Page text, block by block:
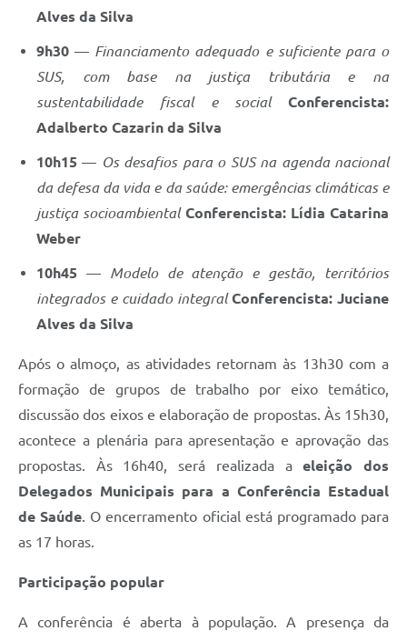
Alves da Silva
9h30 — Financiamento adequado e suficiente para o
SUS, com base na justiça tributária e na
sustentabilidade fiscal e social
Conferencista:
Adalberto Cazarin da Silva
10h15 — Os desafios para o SUS na agenda nacional
da defesa da vida e da saúde: emergências climáticas e
justiça socioambiental Conferencista: Lídia Catarina
Weber
10h45 — Modelo de atenção e gestão, territórios
integrados e cuidado integral Conferencista: Juciane
Alves da Silva
Após o almoço, as atividades retornam às 13h30 com a
formação de grupos de trabalho por eixo temático,
discussão dos eixos e elaboração de propostas. Às 15h30,
acontece a plenária para apresentação e aprovação das
propostas. Às 16h40, será realizada aeleição dos
Delegados Municipais para a Conferência Estadual
de Saúde . O encerramento oficial está programado para
as 17 horas.
Participação popular
A conferência é aberta à população. A presença da